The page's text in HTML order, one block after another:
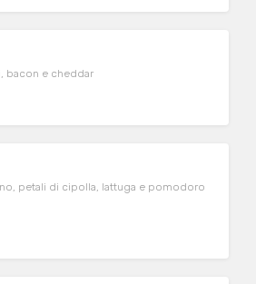
bacon e cheddar
petali di cipolla, lattuga e pomodoro